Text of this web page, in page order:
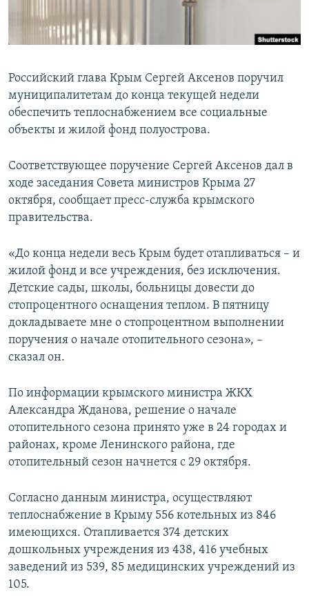
ПОБЕДИТЕЛЕЙ НЕ СУДЯТ?
КРЫМ.НЕПОКОРЕННЫЙ
УКРАИНСКАЯ ПРОБЛЕМА КРЫМА
ПРИСОЕДИНЯЙТЕСЬ!
Российский глава Крым Сергей Аксенов поручил
муниципалитетам до конца текущей недели
обеспечить теплоснабжением все социальные
объекты и жилой фонд полуострова.
Соответствующее поручение Сергей Аксенов дал в
ходе заседания Совета министров Крыма 27
октября, сообщает пресс-служба крымского
правительства.
«До конца недели весь Крым будет отапливаться – и
жилой фонд и все учреждения, без исключения.
Детские сады, школы, больницы довести до
стопроцентного оснащения теплом. В пятницу
докладываете мне о стопроцентном выполнении
поручения о начале отопительного сезона», –
сказал он.
По информации крымского министра ЖКХ
Александра Жданова, решение о начале
отопительного сезона принято уже в 24 городах и
районах, кроме Ленинского района, где
отопительный сезон начнется с 29 октября.
Согласно данным министра, осуществляют
теплоснабжение в Крыму 556 котельных из 846
имеющихся. Отапливается 374 детских
дошкольных учреждения из 438, 416 учебных
заведений из 539, 85 медицинских учреждений из
105.